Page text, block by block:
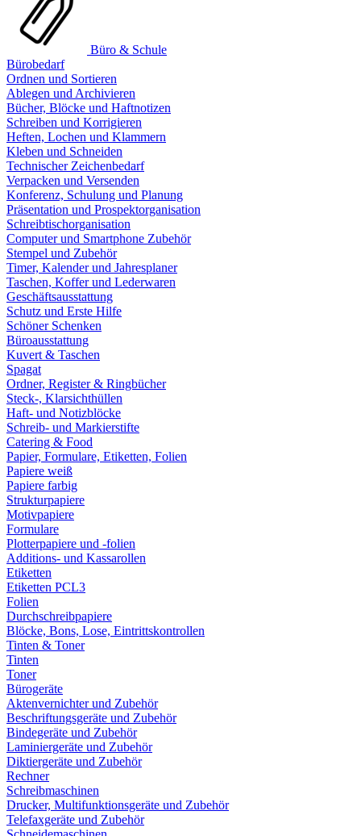
Büro & Schule
Bürobedarf
Ordnen und Sortieren
Ablegen und Archivieren
Bücher, Blöcke und Haftnotizen
Schreiben und Korrigieren
Heften, Lochen und Klammern
Kleben und Schneiden
Technischer Zeichenbedarf
Verpacken und Versenden
Konferenz, Schulung und Planung
Präsentation und Prospektorganisation
Schreibtischorganisation
Computer und Smartphone Zubehör
Stempel und Zubehör
Timer, Kalender und Jahresplaner
Taschen, Koffer und Lederwaren
Geschäftsausstattung
Schutz und Erste Hilfe
Schöner Schenken
Büroausstattung
Kuvert & Taschen
Spagat
Ordner, Register & Ringbücher
Steck-, Klarsichthüllen
Haft- und Notizblöcke
Schreib- und Markierstifte
Catering & Food
Papier, Formulare, Etiketten, Folien
Papiere weiß
Papiere farbig
Strukturpapiere
Motivpapiere
Formulare
Plotterpapiere und -folien
Additions- und Kassarollen
Etiketten
Etiketten PCL3
Folien
Durchschreibpapiere
Blöcke, Bons, Lose, Eintrittskontrollen
Tinten & Toner
Tinten
Toner
Bürogeräte
Aktenvernichter und Zubehör
Beschriftungsgeräte und Zubehör
Bindegeräte und Zubehör
Laminiergeräte und Zubehör
Diktiergeräte und Zubehör
Rechner
Schreibmaschinen
Drucker, Multifunktionsgeräte und Zubehör
Telefaxgeräte und Zubehör